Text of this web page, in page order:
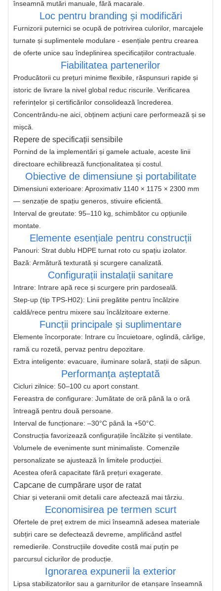
înseamnă mutări manuale, fără macarale.
Loc pentru branding și modificări
Furnizorii puternici se ocupă de potrivirea culorilor, marcajele
turnate și suplimentele modulare - esențiale pentru crearea
de oferte unice sau îndeplinirea specificațiilor contractuale.
Fiabilitatea partenerilor
Producătorii cu prețuri minime flexibile, răspunsuri rapide și
istoric de livrare la nivel global reduc riscurile. Verificarea
referințelor și certificărilor consolidează încrederea.
Concentrându-ne aici, obținem acțiuni care performează și se
mișcă.
Repere de specificații sensibile
Pornind de la implementări și gamele actuale, aceste linii
directoare echilibrează funcționalitatea și costul.
Obiective de dimensiune și portabilitate
Dimensiuni exterioare: Aproximativ 1140 × 1175 × 2300 mm
— senzație de spațiu generos, stivuire eficientă.
Interval de greutate: 95–110 kg, schimbător cu opțiunile
montate.
Elemente esențiale pentru construcții
Panouri: Strat dublu HDPE turnat roto cu spațiu izolator.
Bază: Armătură texturată și scurgere canalizată.
Configurații instalații sanitare
Intrare: Intrare apă rece și scurgere prin pardoseală.
Step-up (tip TPS-H02): Linii pregătite pentru încălzire
caldă/rece pentru mixere sau încălzitoare externe.
Funcții principale și suplimentare
Elemente încorporate: Intrare cu încuietoare, oglindă, cârlige,
ramă cu rozetă, pervaz pentru depozitare.
Extra inteligente: evacuare, iluminare solară, stații de săpun.
Performanța așteptată
Cicluri zilnice: 50–100 cu aport constant.
Fereastra de configurare: Jumătate de oră până la o oră
întreagă pentru două persoane.
Interval de funcționare: –30°C până la +50°C.
Construcția favorizează configurațiile încălzite și ventilate.
Volumele de evenimente sunt minimaliste. Comenzile
personalizate se ajustează în limitele producției.
Acestea oferă capacitate fără prețuri exagerate.
Capcane de cumpărare ușor de ratat
Chiar și veteranii omit detalii care afectează mai târziu.
Economisirea pe termen scurt
Ofertele de preț extrem de mici înseamnă adesea materiale
subțiri care se defectează devreme, amplificând astfel
remedierile. Construcțiile dovedite costă mai puțin pe
parcursul ciclurilor de producție.
Ignorarea expunerii la exterior
Lipsa stabilizatorilor sau a garniturilor de etanșare înseamnă